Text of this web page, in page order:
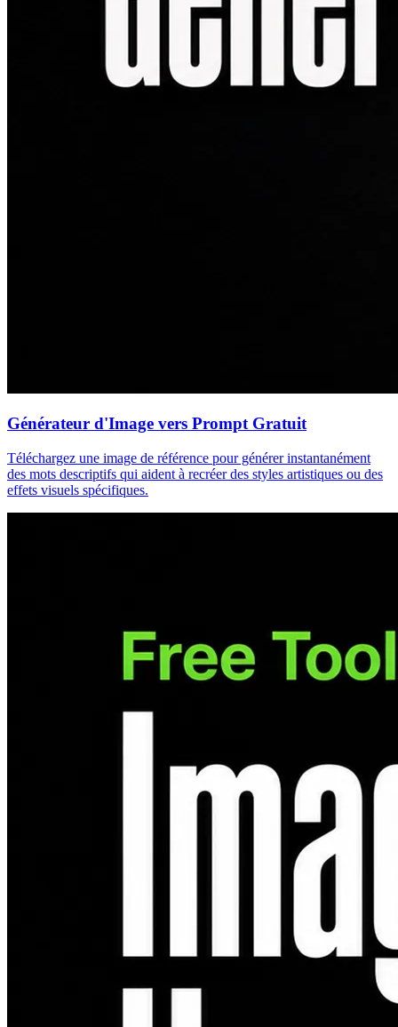
Générateur d'Image vers Prompt Gratuit
Téléchargez une image de référence pour générer instantanément
des mots descriptifs qui aident à recréer des styles artistiques ou des
effets visuels spécifiques.